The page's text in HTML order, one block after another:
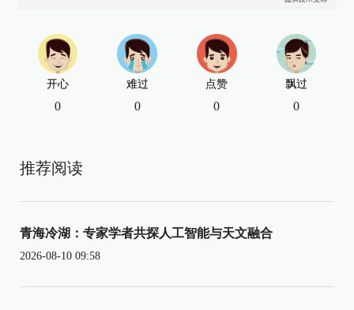
开心
0
难过
0
点赞
0
飘过
0
推荐阅读
青海冷湖：专家学者共探人工智能与天文融合
2026-08-10 09:58